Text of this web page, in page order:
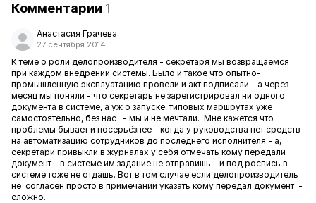
Комментарии 1
Анастасия Грачева
27 сентября 2014
К теме о роли делопроизводителя - секретаря мы возвращаемся
при каждом внедрении системы. Было и такое что опытно-
промышленную эксплуатацию провели и акт подписали - а через
месяц мы поняли - что секретарь не зарегистрировал ни одного
документа в системе, а уж о запуске типовых маршрутах уже
самостоятельно, без нас - мы и не мечтали. Мне кажется что
проблемы бывает и посерьёзнее - когда у руководства нет средств
на автоматизацию сотрудников до последнего исполнителя - а,
секретари привыкли в журналах у себя отмечать кому передали
документ - в системе им задание не отправишь - и под роспись в
системе тоже не отдашь. Вот в том случае если делопроизводитель
не согласен просто в примечании указать кому передал документ -
сложно.